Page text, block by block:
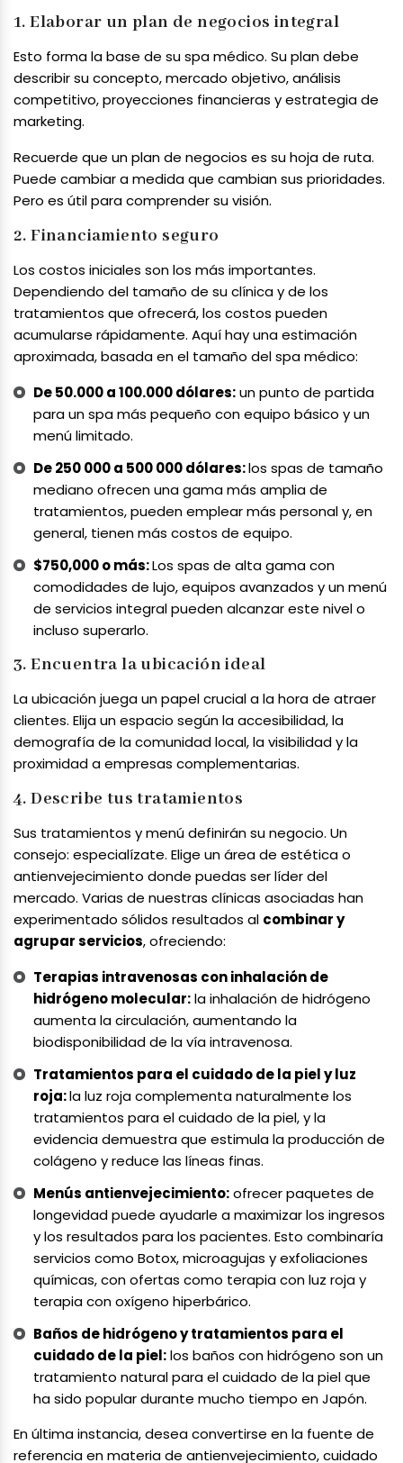
1. Elaborar un plan de negocios integral
Esto forma la base de su spa médico. Su plan debe
describir su concepto, mercado objetivo, análisis
competitivo, proyecciones financieras y estrategia de
marketing.
Recuerde que un plan de negocios es su hoja de ruta.
Puede cambiar a medida que cambian sus prioridades.
Pero es útil para comprender su visión.
2. Financiamiento seguro
Los costos iniciales son los más importantes.
Dependiendo del tamaño de su clínica y de los
tratamientos que ofrecerá, los costos pueden
acumularse rápidamente. Aquí hay una estimación
aproximada, basada en el tamaño del spa médico:
De 50.000 a 100.000 dólares:un punto de partida
para un spa más pequeño con equipo básico y un
menú limitado.
De 250 000 a 500 000 dólares:los spas de tamaño
mediano ofrecen una gama más amplia de
tratamientos, pueden emplear más personal y, en
general, tienen más costos de equipo.
$750,000 o más:Los spas de alta gama con
comodidades de lujo, equipos avanzados y un menú
de servicios integral pueden alcanzar este nivel o
incluso superarlo.
3. Encuentra la ubicación ideal
La ubicación juega un papel crucial a la hora de atraer
clientes. Elija un espacio según la accesibilidad, la
demografía de la comunidad local, la visibilidad y la
proximidad a empresas complementarias.
4. Describe tus tratamientos
Sus tratamientos y menú definirán su negocio. Un
consejo: especialízate. Elige un área de estética o
antienvejecimiento donde puedas ser líder del
mercado. Varias de nuestras clínicas asociadas han
experimentado sólidos resultados al combinar y
agrupar servicios, ofreciendo:
Terapias intravenosas con inhalación de
hidrógeno molecular:la inhalación de hidrógeno
aumenta la circulación, aumentando la
biodisponibilidad de la vía intravenosa.
Tratamientos para el cuidado de la piel y luz
roja:la luz roja complementa naturalmente los
tratamientos para el cuidado de la piel, y la
evidencia demuestra que estimula la producción de
colágeno y reduce las líneas finas.
Menús antienvejecimiento:ofrecer paquetes de
longevidad puede ayudarle a maximizar los ingresos
y los resultados para los pacientes. Esto combinaría
servicios como Botox, microagujas y exfoliaciones
químicas, con ofertas como terapia con luz roja y
terapia con oxígeno hiperbárico.
Baños de hidrógeno y tratamientos para el
cuidado de la piel:los baños con hidrógeno son un
tratamiento natural para el cuidado de la piel que
ha sido popular durante mucho tiempo en Japón.
En última instancia, desea convertirse en la fuente de
referencia en materia de antienvejecimiento, cuidado